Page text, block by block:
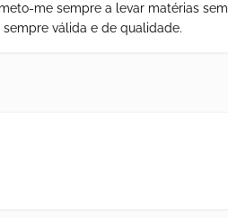
me sempre a levar matérias sem
válida e de qualidade.